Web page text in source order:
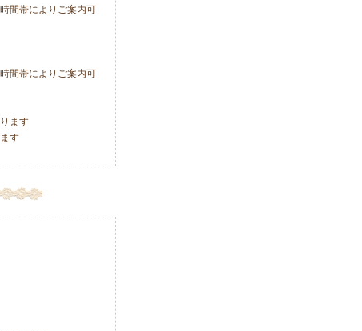
間帯によりご案内可
間帯によりご案内可
ます
す